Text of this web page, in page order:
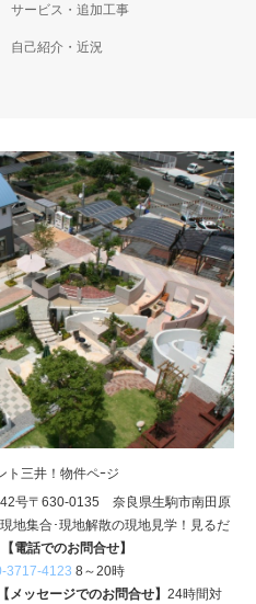
サービス・追加工事
自己紹介・近況
ト三井！物件ペｰジ
号〒630-0135 奈良県生駒市南田原
現地集合･現地解散の現地見学！見るだ
【電話でのお問合せ】
3717-4123 8～20時
【メッセージでのお問合せ】 24時間対